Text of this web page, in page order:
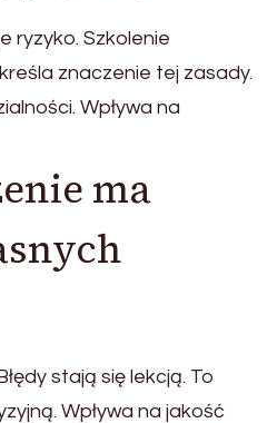
ryzyko. Szkolenie
znaczenie tej zasady.
Wpływa na
ma
stają się lekcją. To
Wpływa na jakość